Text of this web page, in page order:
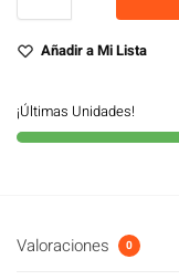
Añadir a Mi Lista
¡Últimas Unidades!
Valoraciones 0